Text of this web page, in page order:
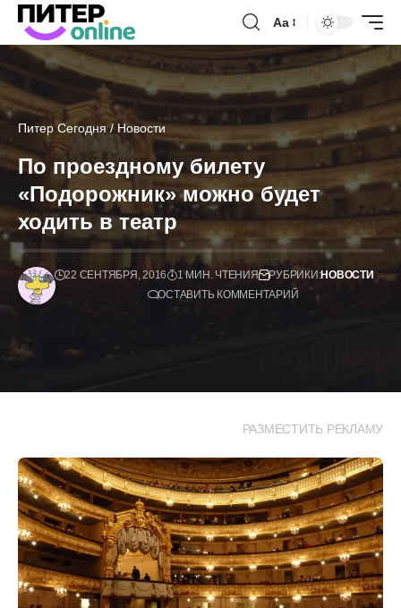
Аа
Питер Сегодня/ Новости
По проездному билету
«Подорожник» можно будет
ходить в театр
22 СЕНТЯБРЯ, 2016 1 МИН. ЧТЕНИЯ РУБРИКИ:НОВОСТИ
ОСТАВИТЬ КОММЕНТАРИЙ
РАЗМЕСТИТЬ РЕКЛАМУ